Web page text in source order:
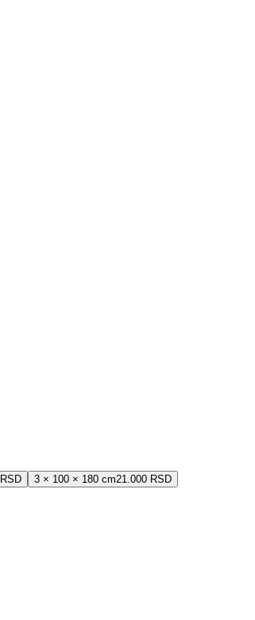
3 × 100 × 180 cm21.000 RSD